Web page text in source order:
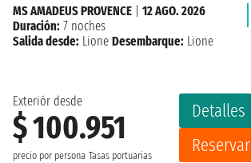
Exteriór desde
$ 100.951
precio por persona Tasas portuarias
Detalles
Reservar
MS AMADEUS PROVENCE
12 AGO. 2026
Duración: 7 noches
Salida desde: Lione Desembarque: Lione